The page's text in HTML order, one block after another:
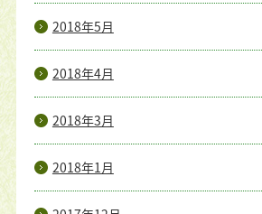
2018年5月
2018年4月
2018年3月
2018年1月